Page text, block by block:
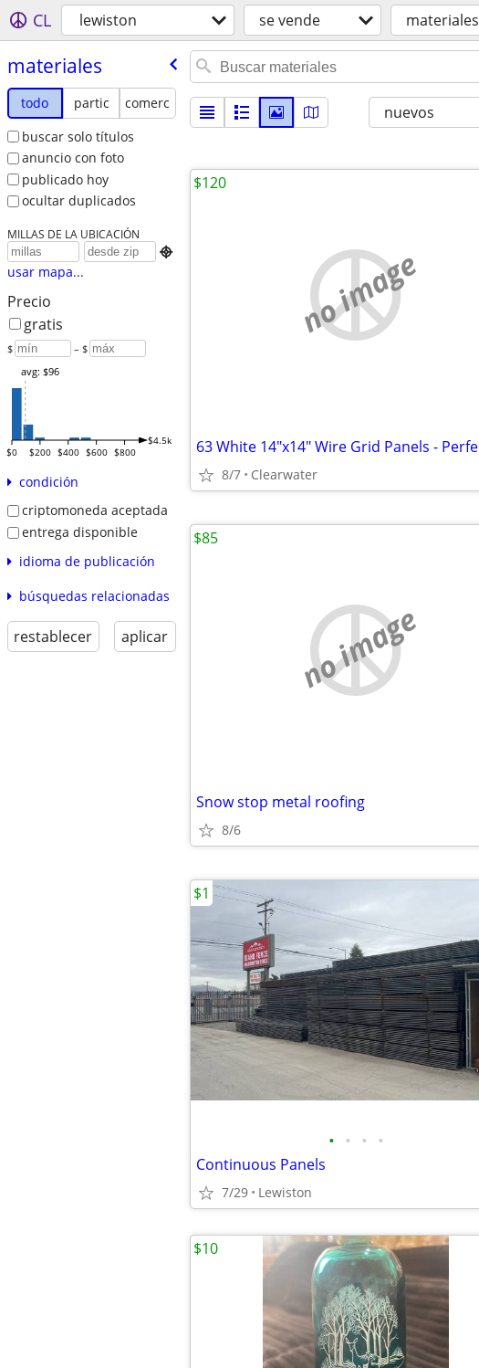
CL lewiston se vende materiales
materiales
todo partic
comerc
buscar solo títulos
anuncio con foto
publicado hoy
ocultar duplicados
MILLAS DE LA UBICACIÓN

usar mapa...
Precio
gratis
$ – $
$0 $200 $400 $600 $800
$4.5k
avg: $96
condición
criptomoneda aceptada
entrega disponible
idioma de publicación
búsquedas relacionadas
restablecer aplicar
nuevos
no image
8/7 Clearwater
$120
no image
Snow stop metal roofing
8/6
$85
• • • •
Continuous Panels
7/29 Lewiston
$1
$10